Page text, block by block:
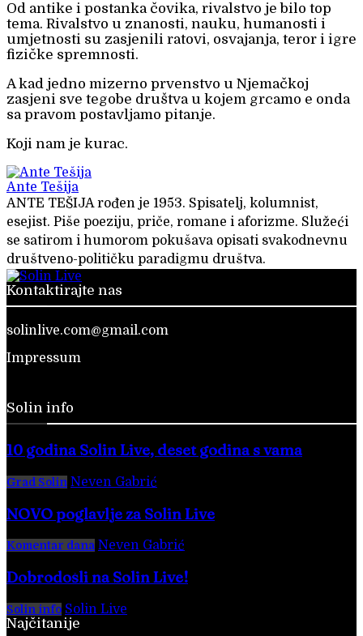
Od antike i postanka čovika, rivalstvo je bilo top
tema. Rivalstvo u znanosti, nauku, humanosti i
umjetnosti su zasjenili ratovi, osvajanja, teror i igre
fizičke spremnosti.
A kad jedno mizerno prvenstvo u Njemačkoj
zasjeni sve tegobe društva u kojem grcamo e onda
sa pravom postavljamo pitanje.
Koji nam je kurac.
Ante Tešija
ANTE TEŠIJA rođen je 1953. Spisatelj, kolumnist,
esejist. Piše poeziju, priče, romane i aforizme. Služeći
se satirom i humorom pokušava opisati svakodnevnu
društveno-političku paradigmu društva.
Kontaktirajte nas
solinlive.com@gmail.com
Impressum
Solin info
10 godina Solin Live, deset godina s vama
Grad Solin Neven Gabrić
NOVO poglavlje za Solin Live
Komentar dana Neven Gabrić
Dobrodošli na Solin Live!
Solin info Solin Live
Najčitanije